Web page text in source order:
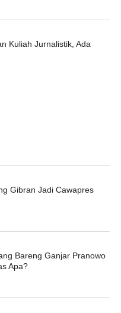
Kuliah Jurnalistik, Ada
Gibran Jadi Cawapres
Bareng Ganjar Pranowo
Apa?